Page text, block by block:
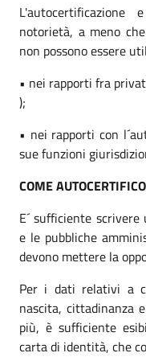
notorietà, a meno
non possono essere
• nei rapporti fra
);
• nei rapporti con
sue funzioni
COME AUTOCERTIFICO
E´ sufficiente
e le pubbliche
devono mettere la
Per i dati relativi a
nascita, cittadinanza
più, è sufficiente
carta di identità, che